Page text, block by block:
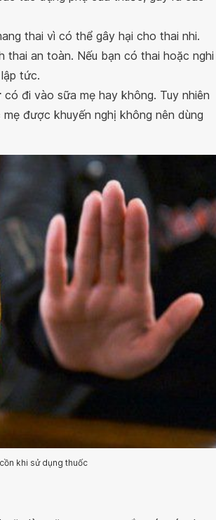
thai vì có thể gây hại cho thai nhi.
thai an toàn. Nếu bạn có thai hoặc nghi
tức.
có đi vào sữa mẹ hay không. Tuy nhiên
được khuyến nghị không nên dùng
khi sử dụng thuốc